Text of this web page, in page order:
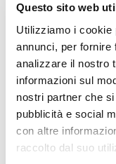
Questo sito web
Utilizziamo i cookie
annunci, per fornire
analizzare il nostro
informazioni sul
nostri partner che
pubblicità e social
con altre
raccolto dal suo
confirmation with
the 2025 Venice
UIBMinFiera.
The initiative is part
General Directorate
Patent and
Exhibitions and